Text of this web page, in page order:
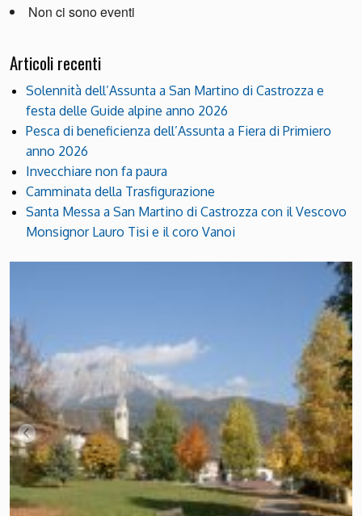
Non ci sono eventi
Articoli recenti
Solennità dell’Assunta a San Martino di Castrozza e
festa delle Guide alpine anno 2026
Pesca di beneficienza dell’Assunta a Fiera di Primiero
anno 2026
Invecchiare non fa paura
Camminata della Trasfigurazione
Santa Messa a San Martino di Castrozza con il Vescovo
Monsignor Lauro Tisi e il coro Vanoi